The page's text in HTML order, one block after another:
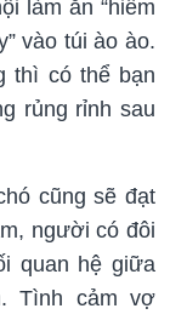
làm ăn “hiếm
vào túi ào ào.
thì có thể bạn
rủng rỉnh sau
cũng sẽ đạt
người có đôi
quan hệ giữa
Tình cảm vợ